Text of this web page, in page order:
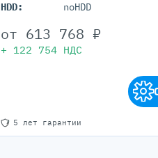
HDD:
noHDD
5 лет гарантии
от 613 768 ₽
+ 122 754 НДС